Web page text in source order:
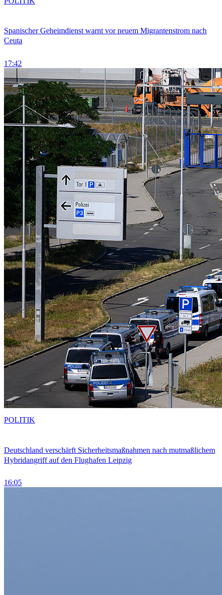
Spanischer Geheimdienst warnt vor neuem Migrantenstrom nach
Ceuta
17:42
Deutschland verschärft Sicherheitsmaßnahmen nach mutmaßlichem
Hybridangriff auf den Flughafen Leipzig
16:05
POLITIK